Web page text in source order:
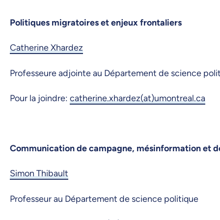
Politiques migratoires et enjeux frontaliers
Catherine Xhardez
Professeure adjointe au Département de science
Pour la joindre: catherine.xhardez(at)umontreal.ca
Communication de campagne, mésinformation et
Simon Thibault
Professeur au Département de science politique